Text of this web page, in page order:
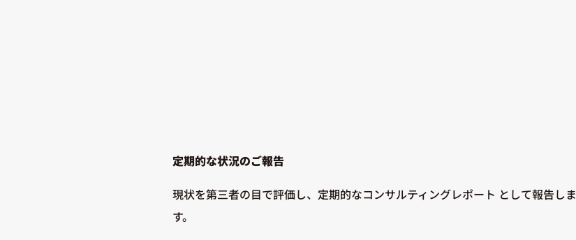
定期的な状況のご報告
現状を第三者の目で評価し、定期的なコンサルティングレポート として報告しま
す。